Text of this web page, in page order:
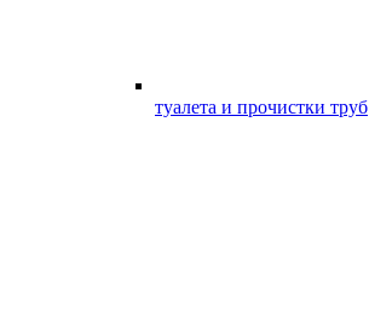
туалета и прочистки труб